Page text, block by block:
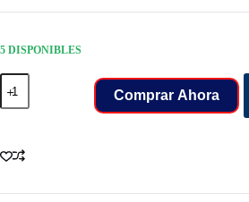
was:
is:
5 DISPONIBLES
Aceite
Bardahl
0W40
1/4
Comprar Ahora